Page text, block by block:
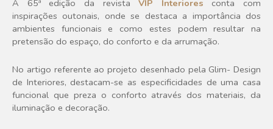
A 65ª edição da revista VIP Interiores
conta com
inspirações outonais, onde se destaca a importância dos
ambientes funcionais e como estes podem resultar na
pretensão do espaço, do conforto e da arrumação.
No artigo referente ao projeto desenhado pela Glim- Design
de Interiores, destacam-se as especificidades de uma casa
funcional que preza o conforto através dos materiais, da
iluminação e decoração.